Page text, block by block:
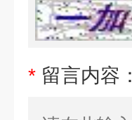
* 留言内容：